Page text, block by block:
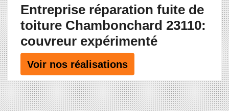
Entreprise réparation fuite de
toiture Chambonchard 23110:
couvreur expérimenté
Voir nos réalisations